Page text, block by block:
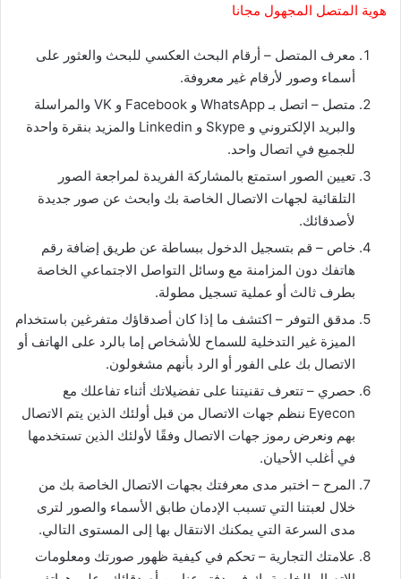
هوية المتصل المجهول مجانا
معرف المتصل – أرقام البحث العكسي للبحث والعثور على
أسماء وصور لأرقام غير معروفة.
متصل – اتصل بـ WhatsApp و Facebook و VK والمراسلة
والبريد الإلكتروني و Skype و Linkedin والمزيد بنقرة واحدة
للجميع في اتصال واحد.
تعيين الصور استمتع بالمشاركة الفريدة لمراجعة الصور
التلقائية لجهات الاتصال الخاصة بك وابحث عن صور جديدة
لأصدقائك.
خاص – قم بتسجيل الدخول ببساطة عن طريق إضافة رقم
هاتفك دون المزامنة مع وسائل التواصل الاجتماعي الخاصة
بطرف ثالث أو عملية تسجيل مطولة.
مدقق التوفر – اكتشف ما إذا كان أصدقاؤك متفرغين باستخدام
الميزة غير التدخلية للسماح للأشخاص إما بالرد على الهاتف أو
الاتصال بك على الفور أو الرد بأنهم مشغولون.
حصري – تتعرف تقنيتنا على تفضيلاتك أثناء تفاعلك مع
Eyecon ننظم جهات الاتصال من قبل أولئك الذين يتم الاتصال
بهم ونعرض رموز جهات الاتصال وفقًا لأولئك الذين تستخدمها
في أغلب الأحيان.
المرح – اختبر مدى معرفتك بجهات الاتصال الخاصة بك من
خلال لعبتنا التي تسبب الإدمان طابق الأسماء والصور لترى
مدى السرعة التي يمكنك الانتقال بها إلى المستوى التالي.
علامتك التجارية – تحكم في كيفية ظهور صورتك ومعلومات